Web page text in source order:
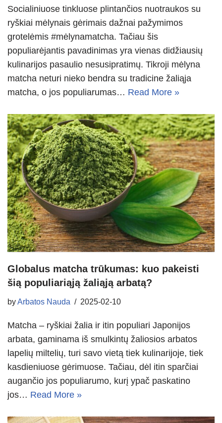
Socialiniuose tinkluose plintančios nuotraukos su
ryškiai mėlynais gėrimais dažnai pažymimos
grotelėmis #mėlynamatcha. Tačiau šis
populiarėjantis pavadinimas yra vienas didžiausių
kulinarijos pasaulio nesusipratimų. Tikroji mėlyna
matcha neturi nieko bendra su tradicine žaliąja
matcha, o jos populiarumas… Read More »
Globalus matcha trūkumas: kuo pakeisti
šią populiariąją žaliąją arbatą?
byArbatos Nauda 2025-02-10
Matcha – ryškiai žalia ir itin populiari Japonijos
arbata, gaminama iš smulkintų žaliosios arbatos
lapelių miltelių, turi savo vietą tiek kulinarijoje, tiek
kasdieniuose gėrimuose. Tačiau, dėl itin sparčiai
augančio jos populiarumo, kurį ypač paskatino
jos… Read More »